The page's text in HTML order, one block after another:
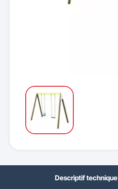
Descriptif technique